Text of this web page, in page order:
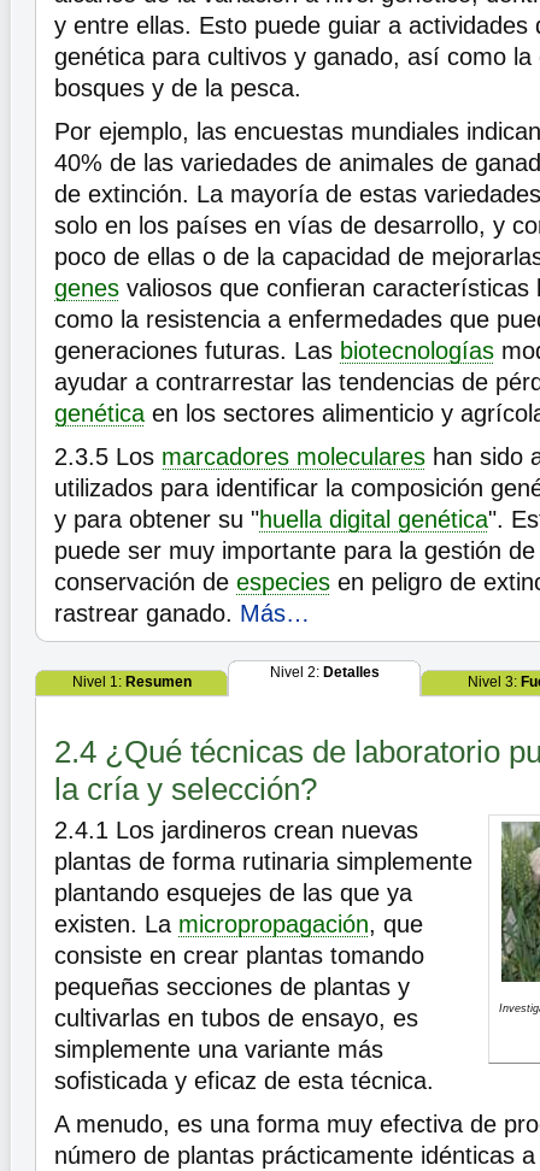
y entre ellas. Esto puede guiar a actividades
genética para cultivos y ganado, así como la
bosques y de la pesca.
Por ejemplo, las encuestas mundiales
40% de las variedades de animales de
de extinción. La mayoría de estas
solo en los países en vías de desarrollo, y
poco de ellas o de la capacidad de
genes valiosos que confieran características
como la resistencia a enfermedades que
generaciones futuras. Las biotecnologías
ayudar a contrarrestar las tendencias de
genética en los sectores alimenticio y
2.3.5 Los marcadores moleculares han sido
utilizados para identificar la composición
y para obtener su "huella digital genética".
puede ser muy importante para la gestión
conservación de especies en peligro de
rastrear ganado. Más…
Nivel 1: Resumen
Nivel 2: Detalles
Nivel 3:
2.4 ¿Qué técnicas de laboratorio
la cría y selección?
2.4.1 Los jardineros crean nuevas
plantas de forma rutinaria simplemente
plantando esquejes de las que ya
existen. La micropropagación, que
consiste en crear plantas tomando
pequeñas secciones de plantas y
cultivarlas en tubos de ensayo, es
simplemente una variante más
sofisticada y eficaz de esta técnica.
A menudo, es una forma muy efectiva de
número de plantas prácticamente idénticas